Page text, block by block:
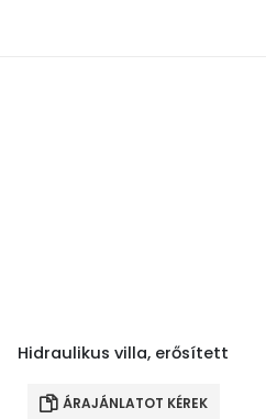
Hidraulikus villa, erősített
ÁRAJÁNLATOT KÉREK